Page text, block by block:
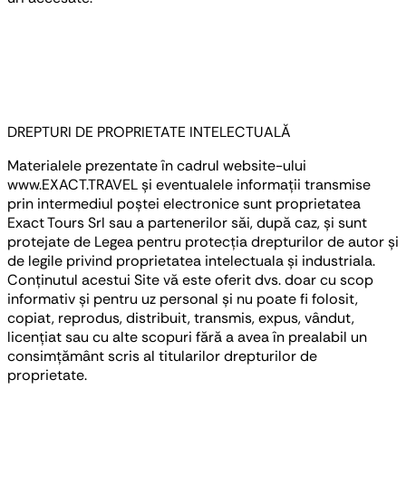
DREPTURI DE PROPRIETATE INTELECTUALĂ
Materialele prezentate în cadrul website-ului
www.EXACT.TRAVEL și eventualele informații transmise
prin intermediul poștei electronice sunt proprietatea
Exact Tours Srl sau a partenerilor săi, după caz, și sunt
protejate de Legea pentru protecția drepturilor de autor și
de legile privind proprietatea intelectuala și industriala.
Conținutul acestui Site vă este oferit dvs. doar cu scop
informativ și pentru uz personal și nu poate fi folosit,
copiat, reprodus, distribuit, transmis, expus, vândut,
licențiat sau cu alte scopuri fără a avea în prealabil un
consimțământ scris al titularilor drepturilor de
proprietate.